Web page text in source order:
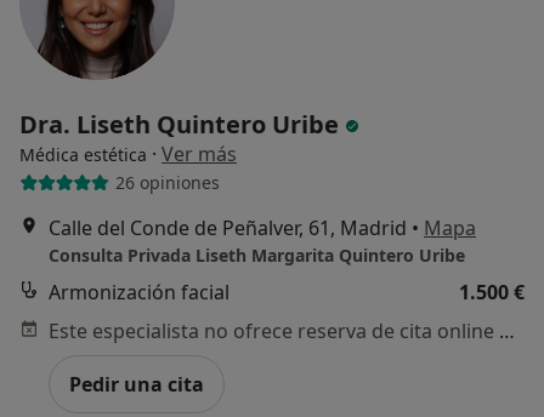
Dra. Liseth Quintero Uribe
Médica estética · Ver más
26 opiniones
Calle del Conde de Peñalver, 61, Madrid • Mapa
Consulta Privada Liseth Margarita Quintero Uribe
Armonización facial
1.500 €
Este especialista no ofrece reserva de cita online en esta dirección.
Pedir una cita